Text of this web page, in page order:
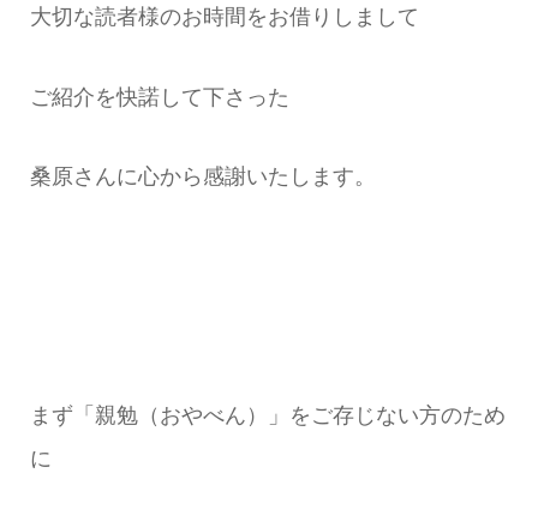
大切な読者様のお時間をお借りしまして
ご紹介を快諾して下さった
桑原さんに心から感謝いたします。
まず「親勉（おやべん）」をご存じない方のため
に